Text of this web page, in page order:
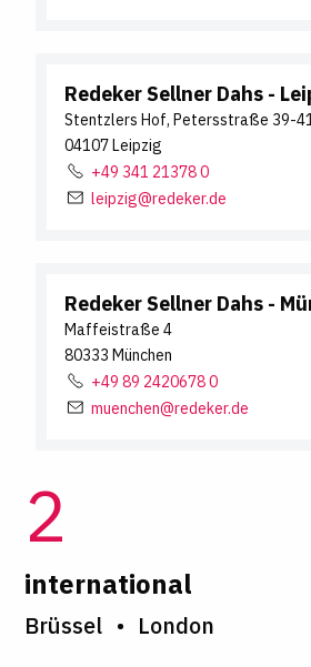
Redeker Sellner Dahs -
Stentzlers Hof, Petersstraße 39-
04107 Leipzig
+49 341 21378 0
leipzig@redeker.de
Redeker Sellner Dahs -
Maffeistraße 4
80333 München
+49 89 2420678 0
muenchen@redeker.de
2
international
Brüssel London